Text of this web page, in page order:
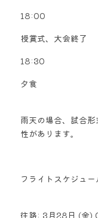
18:00
授賞式、大会終
18:30
夕食
雨天の場合、試合
性があります。
フライトスケジュー
往路: 3月28日 (金)